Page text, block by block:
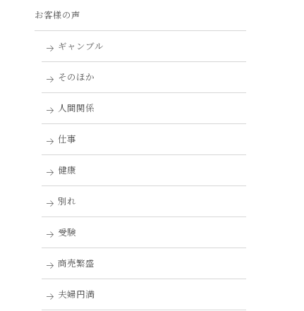
お客様の声
ギャンブル
そのほか
人間関係
仕事
健康
別れ
受験
商売繁盛
夫婦円満